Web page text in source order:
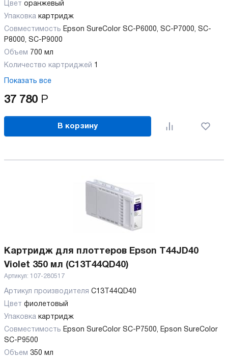
Цвет оранжевый
Упаковка картридж
Совместимость Epson SureColor SC-P6000, SC-P7000, SC-
P8000, SC-P9000
Объем 700 мл
Количество картриджей 1
Показать все
37 780 Р
В корзину
Картридж для плоттеров Epson T44JD40
Violet 350 мл (C13T44QD40)
Артикул: 107-280517
Артикул производителя C13T44QD40
Цвет фиолетовый
Упаковка картридж
Совместимость Epson SureColor SC-P7500, Epson SureColor
SC-P9500
Объем 350 мл